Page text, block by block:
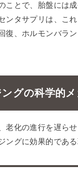
ことで、胎盤には
ンタサプリは、こ
復、ホルモンバラ
グの科学的
老化の進行を遅ら
ングに効果的であ